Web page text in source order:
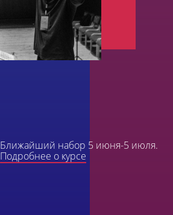
Ближайший набор 5 июня-5 июля.
Подробнее о курсе